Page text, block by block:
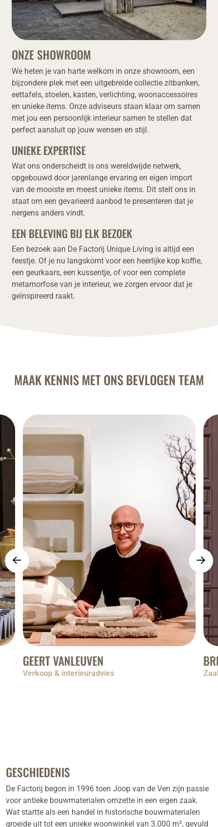
ONZE SHOWROOM
We heten je van harte welkom in onze showroom, een
bijzondere plek met een uitgebreide collectie zitbanken,
eettafels, stoelen, kasten, verlichting, woonaccessoires
en unieke items. Onze adviseurs staan klaar om samen
met jou een persoonlijk interieur samen te stellen dat
perfect aansluit op jouw wensen en stijl.
UNIEKE EXPERTISE
Wat ons onderscheidt is ons wereldwijde netwerk,
opgebouwd door jarenlange ervaring en eigen import
van de mooiste en meest unieke items. Dit stelt ons in
staat om een gevarieerd aanbod te presenteren dat je
nergens anders vindt.
EEN BELEVING BIJ ELK BEZOEK
Een bezoek aan De Factorij Unique Living is altijd een
feestje. Of je nu langskomt voor een heerlijke kop koffie,
een geurkaars, een kussentje, of voor een complete
metamorfose van je interieur, we zorgen ervoor dat je
geïnspireerd raakt.
MAAK KENNIS MET ONS BEVLOGEN TEAM
BRENT VERHEYEN
Zaakvoerder
GESCHIEDENIS
De Factorij begon in 1996 toen Joop van de Ven zijn passie
voor antieke bouwmaterialen omzette in een eigen zaak.
Wat startte als een handel in historische bouwmaterialen
groeide uit tot een unieke woonwinkel van 3.000 m², gevuld